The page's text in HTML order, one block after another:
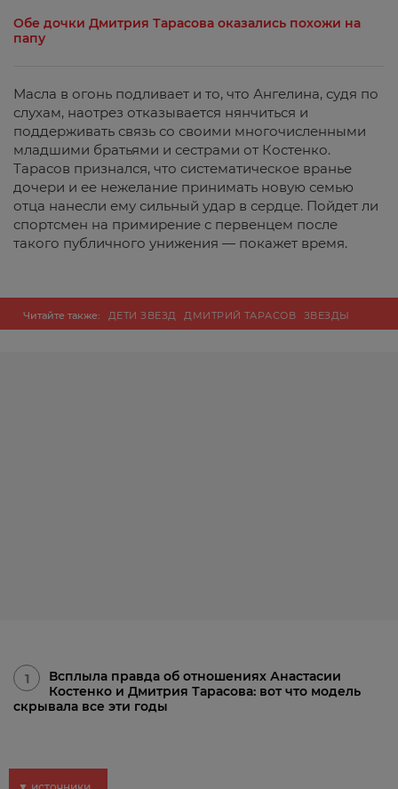
Обе дочки Дмитрия Тарасова оказались похожи на
папу
Масла в огонь подливает и то, что Ангелина, судя по
слухам, наотрез отказывается нянчиться и
поддерживать связь со своими многочисленными
младшими братьями и сестрами от Костенко.
Тарасов признался, что систематическое вранье
дочери и ее нежелание принимать новую семью
отца нанесли ему сильный удар в сердце. Пойдет ли
спортсмен на примирение с первенцем после
такого публичного унижения — покажет время.
Читайте также: ДЕТИ ЗВЕЗД ДМИТРИЙ ТАРАСОВ ЗВЕЗДЫ
1
Всплыла правда об отношениях Анастасии
Костенко и Дмитрия Тарасова: вот что модель
скрывала все эти годы